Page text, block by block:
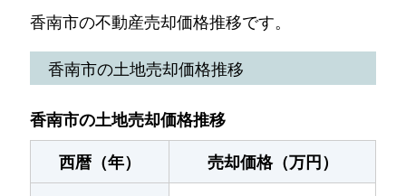
夜須町手結山
410万円 夜須
夜須町西山
65万円
吉川町吉原
580万円
野市町西野
2,500万円 のいち
野市町東野
280万円
野市町母代寺
2,500万円
野市町みどり野
1,500万円 のいち
徒歩29
香南市の不動産売却価格推移です。
香南市の土地売却価格推移
香南市の土地売却価格推移
西暦（年）
売却価格（万円）